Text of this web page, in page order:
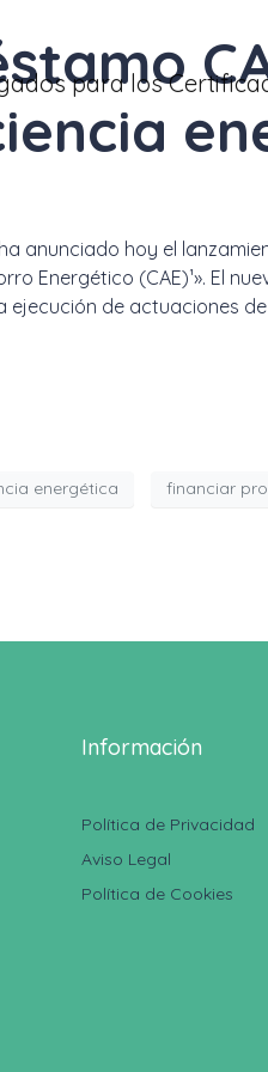
anunciado hoy el
Energético (CAE)¹». El
de actuaciones
energética financiar
Información
Política de Privacidad
Aviso Legal
Política de Cookies